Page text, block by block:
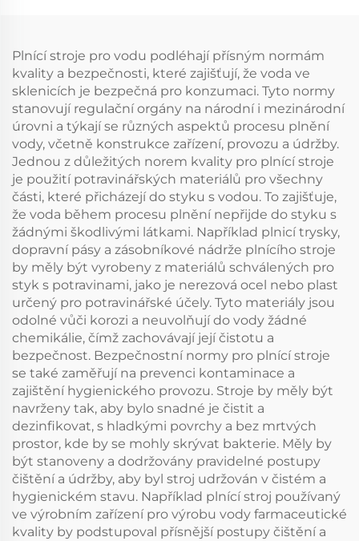
Plnící stroje pro vodu podléhají přísným normám
kvality a bezpečnosti, které zajišťují, že voda ve
sklenicích je bezpečná pro konzumaci. Tyto normy
stanovují regulační orgány na národní i mezinárodní
úrovni a týkají se různých aspektů procesu plnění
vody, včetně konstrukce zařízení, provozu a údržby.
Jednou z důležitých norem kvality pro plnící stroje
je použití potravinářských materiálů pro všechny
části, které přicházejí do styku s vodou. To zajišťuje,
že voda během procesu plnění nepřijde do styku s
žádnými škodlivými látkami. Například plnicí trysky,
dopravní pásy a zásobníkové nádrže plnícího stroje
by měly být vyrobeny z materiálů schválených pro
styk s potravinami, jako je nerezová ocel nebo plast
určený pro potravinářské účely. Tyto materiály jsou
odolné vůči korozi a neuvolňují do vody žádné
chemikálie, čímž zachovávají její čistotu a
bezpečnost. Bezpečnostní normy pro plnící stroje
se také zaměřují na prevenci kontaminace a
zajištění hygienického provozu. Stroje by měly být
navrženy tak, aby bylo snadné je čistit a
dezinfikovat, s hladkými povrchy a bez mrtvých
prostor, kde by se mohly skrývat bakterie. Měly by
být stanoveny a dodržovány pravidelné postupy
čištění a údržby, aby byl stroj udržován v čistém a
hygienickém stavu. Například plnící stroj používaný
ve výrobním zařízení pro výrobu vody farmaceutické
kvality by podstupoval přísnější postupy čištění a